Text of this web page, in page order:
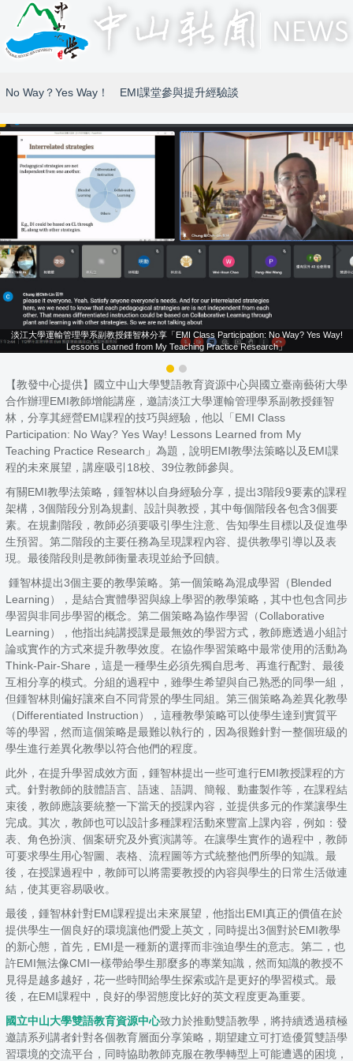
No Way？Yes Way！ EMI課堂參與提升經驗談
淡江大學運輸管理學系副教授鍾智林分享「EMI Class Participation: No Way? Yes Way!
Lessons Learned from My Teaching Practice Research」
【教發中心提供】國立中山大學雙語教育資源中心與國立臺南藝術大學
合作辦理EMI教師增能講座，邀請淡江大學運輸管理學系副教授鍾智
林，分享其經營EMI課程的技巧與經驗，他以「EMI Class
Participation: No Way? Yes Way! Lessons Learned from My
Teaching Practice Research」為題，說明EMI教學法策略以及EMI課
程的未來展望，講座吸引18校、39位教師參與。
有關EMI教學法策略，鍾智林以自身經驗分享，提出3階段9要素的課程
架構，3個階段分別為規劃、設計與教授，其中每個階段各包含3個要
素。在規劃階段，教師必須要吸引學生注意、告知學生目標以及促進學
生預習。第二階段的主要任務為呈現課程內容、提供教學引導以及表
現。最後階段則是教師衡量表現並給予回饋。
鍾智林提出3個主要的教學策略。第一個策略為混成學習（Blended
Learning），是結合實體學習與線上學習的教學策略，其中也包含同步
學習與非同步學習的概念。第二個策略為協作學習（Collaborative
Learning），他指出純講授課是最無效的學習方式，教師應透過小組討
論或實作的方式來提升教學效度。在協作學習策略中最常使用的活動為
Think-Pair-Share，這是一種學生必須先獨自思考、再進行配對、最後
互相分享的模式。分組的過程中，雖學生希望與自己熟悉的同學一組，
但鍾智林則偏好讓來自不同背景的學生同組。第三個策略為差異化教學
（Differentiated Instruction），這種教學策略可以使學生達到實質平
等的學習，然而這個策略是最難以執行的，因為很難針對一整個班級的
學生進行差異化教學以符合他們的程度。
此外，在提升學習成效方面，鍾智林提出一些可進行EMI教授課程的方
式。針對教師的肢體語言、語速、語調、簡報、動畫製作等，在課程結
束後，教師應該要統整一下當天的授課內容，並提供多元的作業讓學生
完成。其次，教師也可以設計多種課程活動來豐富上課內容，例如：發
表、角色扮演、個案研究及外賓演講等。在讓學生實作的過程中，教師
可要求學生用心智圖、表格、流程圖等方式統整他們所學的知識。最
後，在授課過程中，教師可以將需要教授的內容與學生的日常生活做連
結，使其更容易吸收。
最後，鍾智林針對EMI課程提出未來展望，他指出EMI真正的價值在於
提供學生一個良好的環境讓他們愛上英文，同時提出3個對於EMI教學
的新心態，首先，EMI是一種新的選擇而非強迫學生的意志。第二，也
許EMI無法像CMI一樣帶給學生那麼多的專業知識，然而知識的教授不
見得是越多越好，花一些時間給學生探索或許是更好的學習模式。最
後，在EMI課程中，良好的學習態度比好的英文程度更為重要。
國立中山大學雙語教育資源中心致力於推動雙語教學，將持續透過積極
邀請系列講者針對各個教育層面分享策略，期望建立可打造優質雙語學
習環境的交流平台，同時協助教師克服在教學轉型上可能遭遇的困境，